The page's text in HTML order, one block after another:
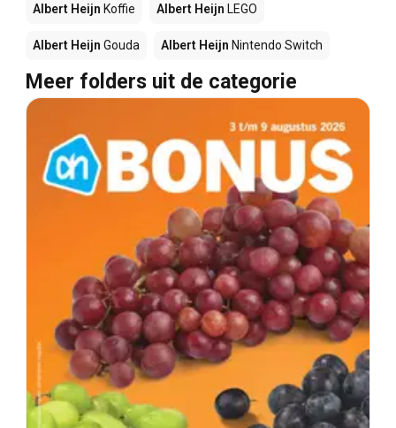
Albert Heijn Koffie Albert Heijn LEGO
Albert Heijn Gouda Albert Heijn Nintendo Switch
Meer folders uit de categorie